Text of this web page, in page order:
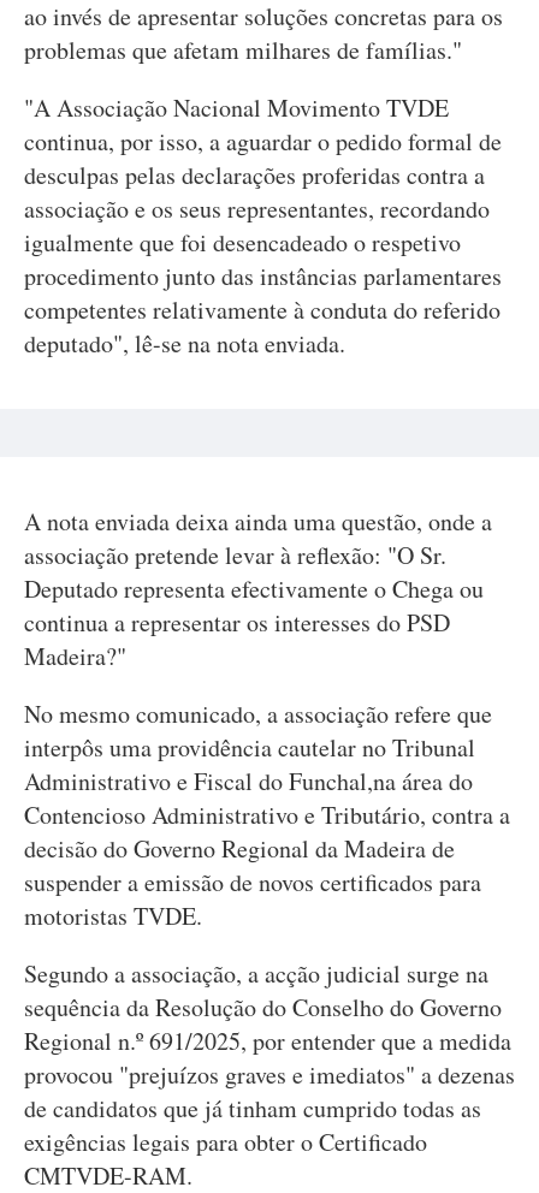
ao invés de apresentar soluções concretas para os
problemas que afetam milhares de famílias."
"A Associação Nacional Movimento TVDE
continua, por isso, a aguardar o pedido formal de
desculpas pelas declarações proferidas contra a
associação e os seus representantes, recordando
igualmente que foi desencadeado o respetivo
procedimento junto das instâncias parlamentares
competentes relativamente à conduta do referido
deputado", lê-se na nota enviada.
A nota enviada deixa ainda uma questão, onde a
associação pretende levar à reflexão: "O Sr.
Deputado representa efectivamente o Chega ou
continua a representar os interesses do PSD
Madeira?"
No mesmo comunicado, a associação refere que
interpôs uma providência cautelar no Tribunal
Administrativo e Fiscal do Funchal,na área do
Contencioso Administrativo e Tributário, contra a
decisão do Governo Regional da Madeira de
suspender a emissão de novos certificados para
motoristas TVDE.
Segundo a associação, a acção judicial surge na
sequência da Resolução do Conselho do Governo
Regional n.º 691/2025, por entender que a medida
provocou "prejuízos graves e imediatos" a dezenas
de candidatos que já tinham cumprido todas as
exigências legais para obter o Certificado
CMTVDE-RAM.